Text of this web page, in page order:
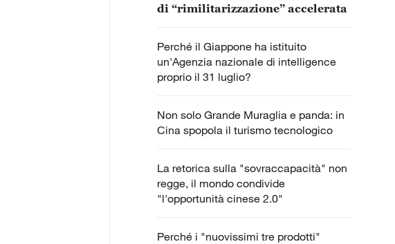
di “rimilitarizzazione” accelerata
Perché il Giappone ha istituito
un'Agenzia nazionale di intelligence
proprio il 31 luglio?
Non solo Grande Muraglia e panda: in
Cina spopola il turismo tecnologico
La retorica sulla "sovraccapacità" non
regge, il mondo condivide
"l'opportunità cinese 2.0"
Perché i "nuovissimi tre prodotti"